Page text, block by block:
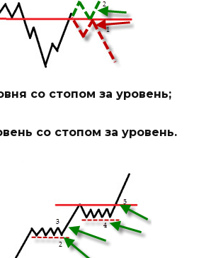
со стопом за уровень;
со стопом за уровень.